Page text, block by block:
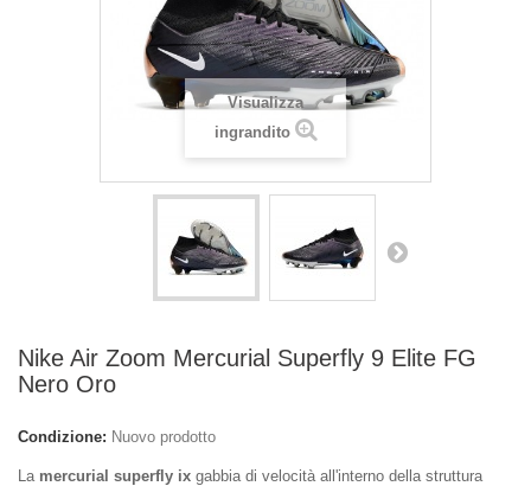
Visualizza
ingrandito
Nike Air Zoom Mercurial Superfly 9 Elite FG
Nero Oro
Condizione: Nuovo prodotto
La mercurial superfly ix gabbia di velocità all'interno della struttura